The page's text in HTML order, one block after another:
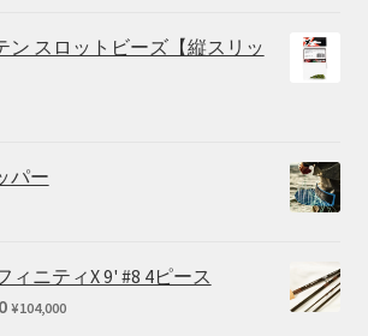
ン スロットビーズ【縦スリッ
パー
ィニティX 9' #8 4ピース
現
¥104,000